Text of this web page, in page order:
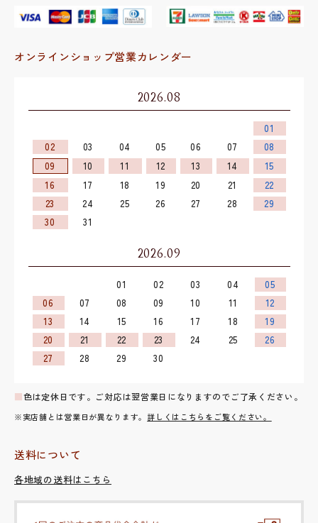
オンラインショップ営業カレンダー
2026.08
01
02
03 04 05 06 07
08
09
10 11 12 13 14
15
16
17 18 19 20 21
22
23
24 25 26 27 28
29
30
31
2026.09
01 02 03 04
05
06
07 08 09 10 11
12
13
14 15 16 17 18
19
20
21 22 23 24 25
26
27
28 29 30
■色は定休日です。ご対応は翌営業日になりますのでご了承ください。
※実店舗とは営業日が異なります。 詳しくはこちらをご覧ください。
送料について
各地域の送料はこちら